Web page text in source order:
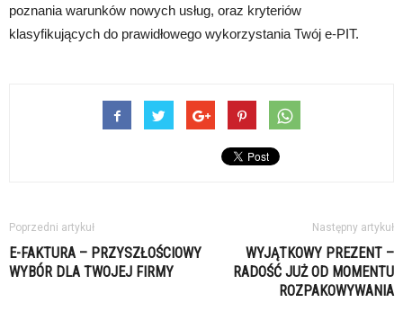
poznania warunków nowych usług, oraz kryteriów
klasyfikujących do prawidłowego wykorzystania Twój e-PIT.
Poprzedni artykuł
E-FAKTURA – PRZYSZŁOŚCIOWY
WYBÓR DLA TWOJEJ FIRMY
Następny artykuł
WYJĄTKOWY PREZENT –
RADOŚĆ JUŻ OD MOMENTU
ROZPAKOWYWANIA